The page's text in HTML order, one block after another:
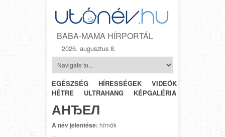
BABA-MAMA HÍRPORTÁL
2026. augusztus 8.
EGÉSZSÉG HÍRESSÉGEK VIDEÓK
HÉTRŐL-
HÉTRE
ULTRAHANG KÉPGALÉRIA
АНЂЕЛ
A név jelentése: hírnök